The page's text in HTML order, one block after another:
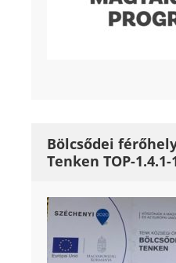
Bölcsődei
Tenken TOP-1.4.1-